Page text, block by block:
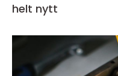
helt nytt